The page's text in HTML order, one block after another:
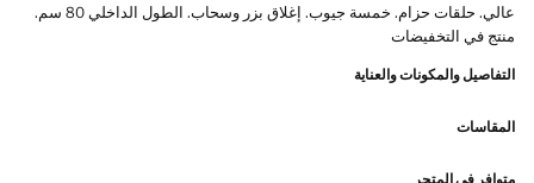
عالي. حلقات حزام. خمسة جيوب. إغلاق بزر وسحاب. الطول الداخلي 80 سم.
منتج في التخفيضات
التفاصيل والمكونات والعناية
المقاسات